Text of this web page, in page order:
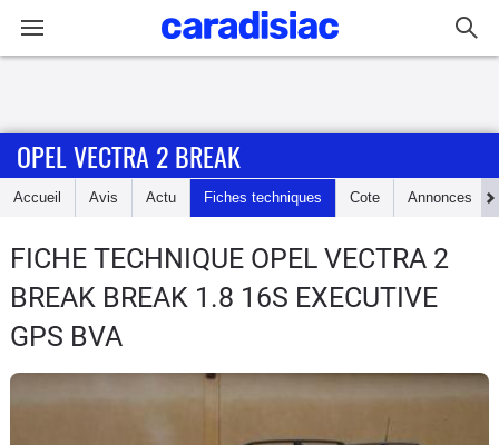
Accueil
Essais
Guide
d'achat
OPEL VECTRA 2 BREAK
Accueil Avis Actu Fiches techniques Cote Annonces
FICHE TECHNIQUE OPEL VECTRA 2
BREAK BREAK 1.8 16S EXECUTIVE
GPS BVA